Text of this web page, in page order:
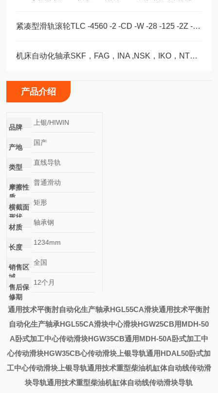
紧凑型滑轨滚轮TLC -4560 -2 -CD -W -28 -125 -2Z -B -NIC
机床自动化轴承SKF，FAG，INA ,NSK，IKO，NTN选型订购福业
产品介绍
品牌
上银/HIWIN
产地
国产
类型
直线导轨
摩擦性
质
普通滑动
横截面
形状
矩形
材质
轴承钢
长度
1234mm
销售区
域
全国
售后保
修期
12个月
通用技术平衡肘自动化生产轴承HGL55CA滑块通用技术平衡肘
自动化生产轴承HGL55CA滑块中心滑块HGW25CB用MDH-50
A卧式加工中心传动滑块HGW35CB通用MDH-50A卧式加工中
心传动滑块HGW35CB心传动滑块上银导轨通用HDAL50卧式加
工中心传动滑块上银导轨通用技术重型柴油机缸体自动线传动滑
块导轨通用技术重型柴油机缸体自动线传动滑块导轨